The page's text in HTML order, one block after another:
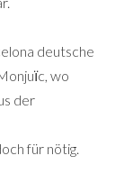
deutsche
wo
der
für nötig.